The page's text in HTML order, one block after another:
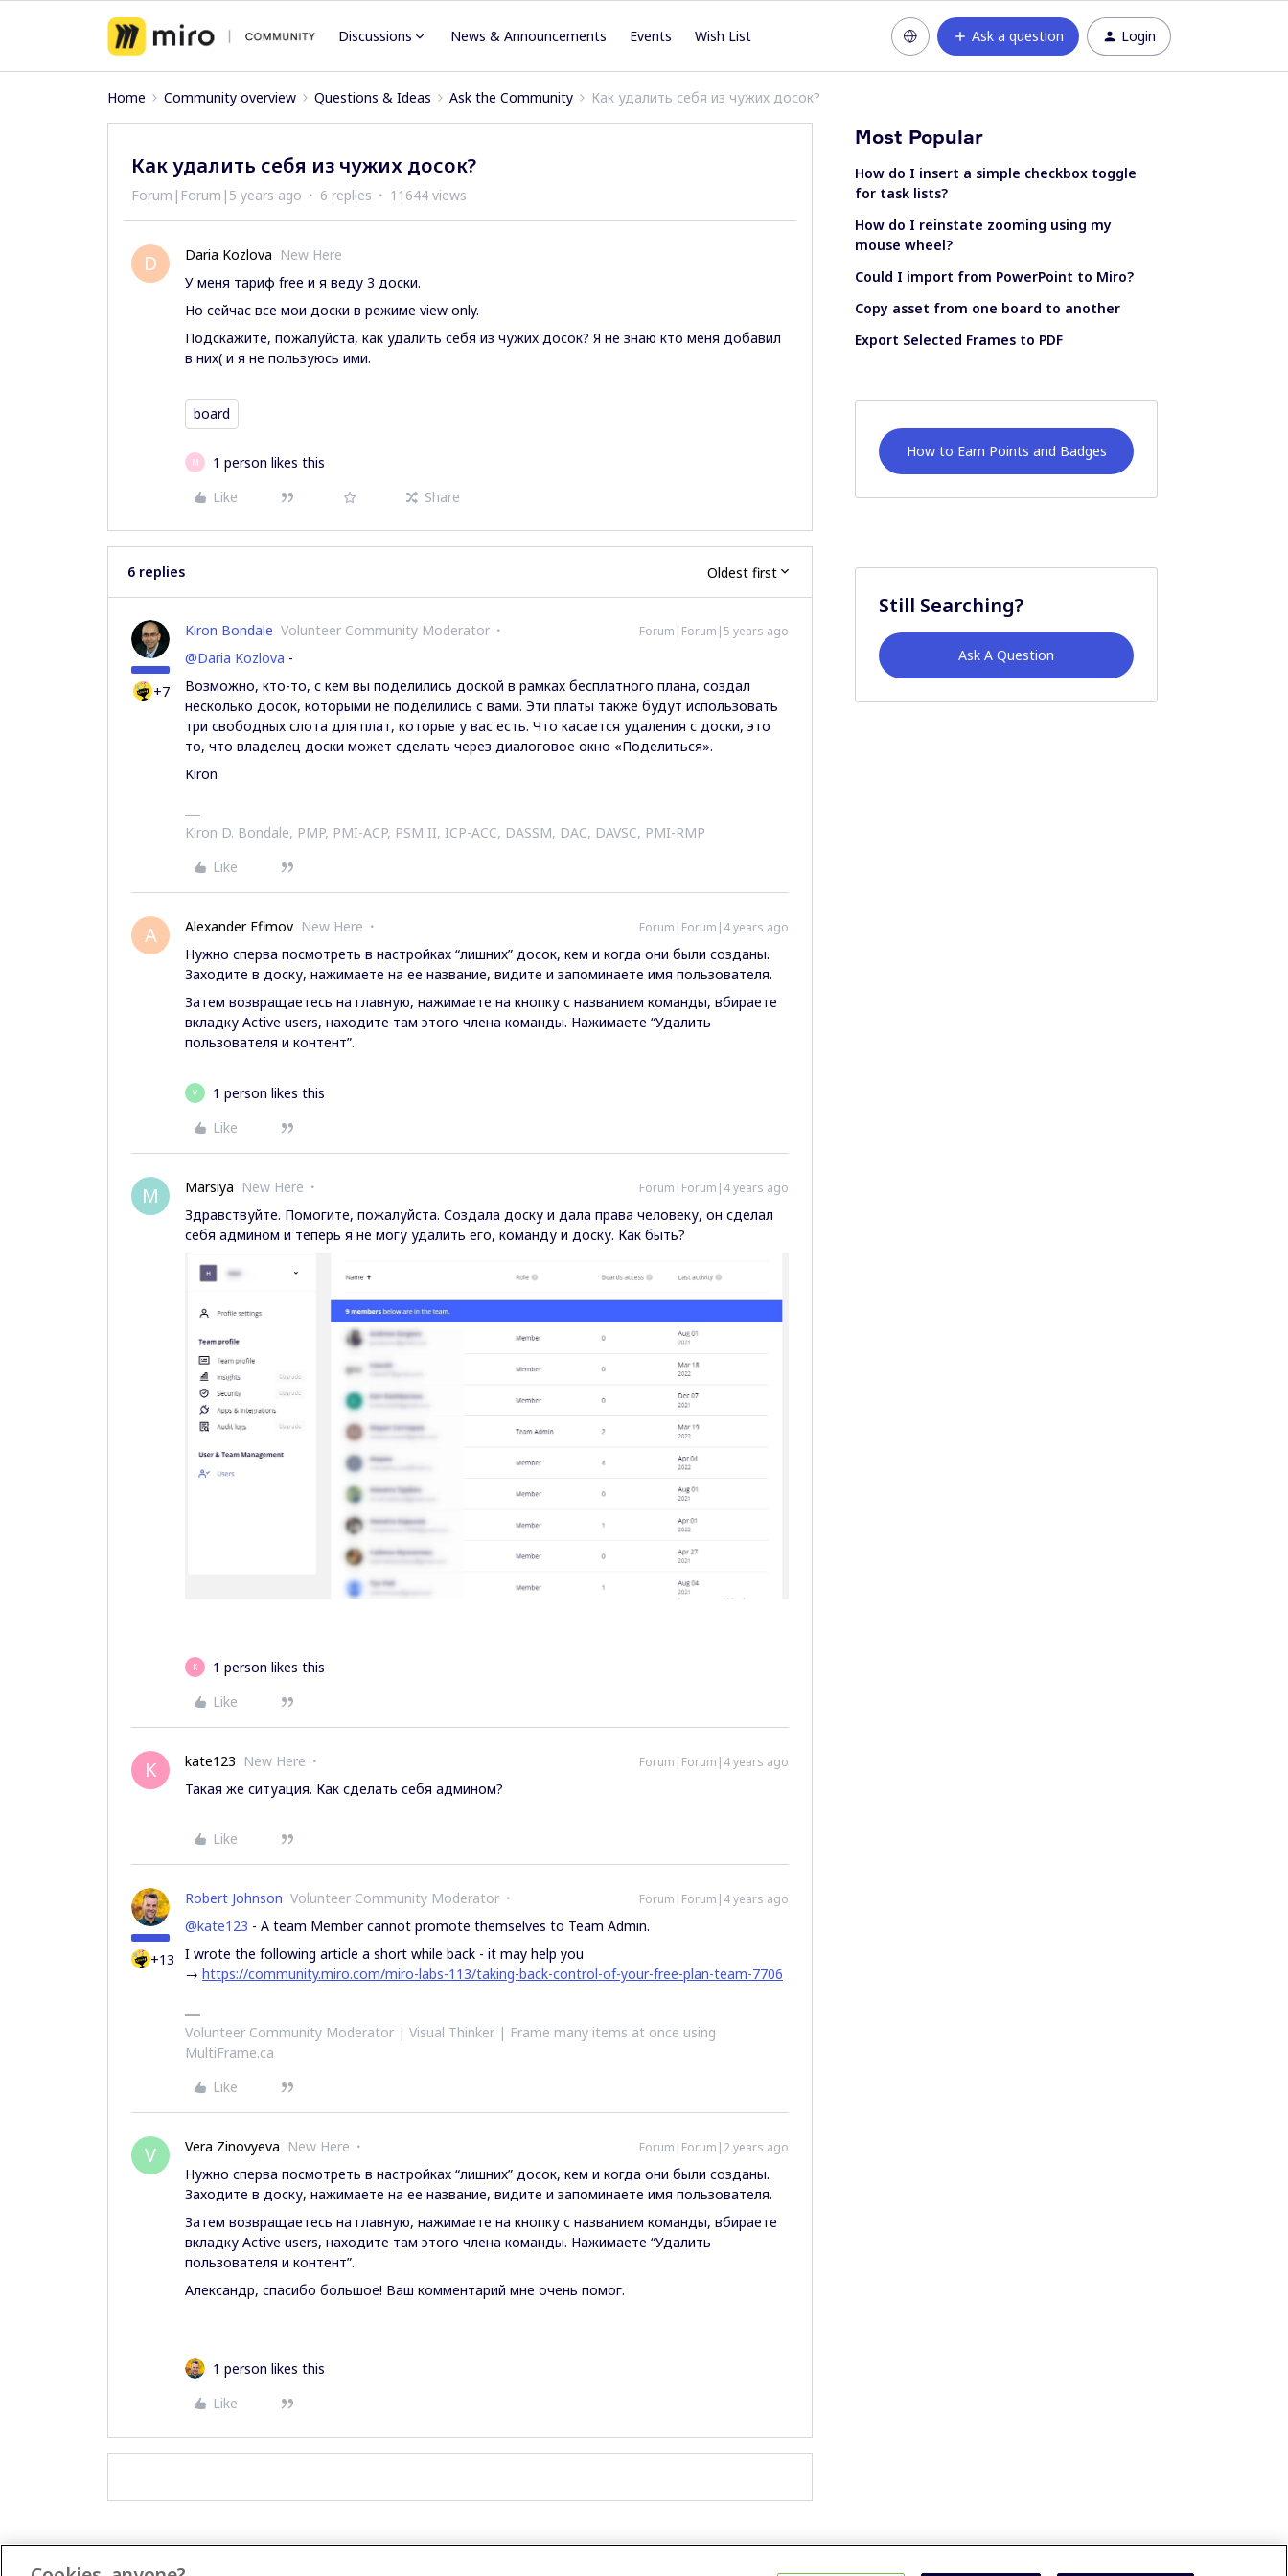
Discussions News & Announcements Events Wish List Ask a question Login
Home Community overview Questions & Ideas Ask the Community Как удалить себя из чужих досок?
Как удалить себя из чужих досок?
Forum|Forum|5 years ago 6 replies 11644 views
D Daria Kozlova New Here
У меня тариф free и я веду 3 доски.
Но сейчас все мои доски в режиме view only.
Подскажите, пожалуйста, как удалить себя из чужих досок? Я не знаю кто меня добавил
в них( и я не пользуюсь ими.
board
M
1 person likes this
Like
Share
6 replies Oldest first
+7
Kiron Bondale Volunteer Community Moderator Forum|Forum|5 years ago
@Daria Kozlova -
Возможно, кто-то, с кем вы поделились доской в рамках бесплатного плана, создал
несколько досок, которыми не поделились с вами. Эти платы также будут использовать
три свободных слота для плат, которые у вас есть. Что касается удаления с доски, это
то, что владелец доски может сделать через диалоговое окно «Поделиться».
Kiron
Kiron D. Bondale, PMP, PMI-ACP, PSM II, ICP-ACC, DASSM, DAC, DAVSC, PMI-RMP
Like
A Alexander Efimov New Here Forum|Forum|4 years ago
Нужно сперва посмотреть в настройках “лишних” досок, кем и когда они были созданы.
Заходите в доску, нажимаете на ее название, видите и запоминаете имя пользователя.
Затем возвращаетесь на главную, нажимаете на кнопку с названием команды, вбираете
вкладку Active users, находите там этого члена команды. Нажимаете “Удалить
пользователя и контент”.
V
1 person likes this
Like
M Marsiya New Here Forum|Forum|4 years ago
Здравствуйте. Помогите, пожалуйста. Создала доску и дала права человеку, он сделал
себя админом и теперь я не могу удалить его, команду и доску. Как быть?
K
1 person likes this
Like
K kate123 New Here Forum|Forum|4 years ago
Такая же ситуация. Как сделать себя админом?
Like
+13
Robert Johnson Volunteer Community Moderator Forum|Forum|4 years ago
@kate123 - A team Member cannot promote themselves to Team Admin.
I wrote the following article a short while back - it may help you
→ https://community.miro.com/miro-labs-113/taking-back-control-of-your-free-plan-team-7706
Volunteer Community Moderator | Visual Thinker | Frame many items at once using
MultiFrame.ca
Like
V Vera Zinovyeva New Here Forum|Forum|2 years ago
Нужно сперва посмотреть в настройках “лишних” досок, кем и когда они были созданы.
Заходите в доску, нажимаете на ее название, видите и запоминаете имя пользователя.
Затем возвращаетесь на главную, нажимаете на кнопку с названием команды, вбираете
вкладку Active users, находите там этого члена команды. Нажимаете “Удалить
пользователя и контент”.
Александр, спасибо большое! Ваш комментарий мне очень помог.
1 person likes this
Like
Most Popular
How do I insert a simple checkbox toggle
for task lists?
How do I reinstate zooming using my
mouse wheel?
Could I import from PowerPoint to Miro?
Copy asset from one board to another
Export Selected Frames to PDF
How to Earn Points and Badges
Still Searching?
Ask A Question